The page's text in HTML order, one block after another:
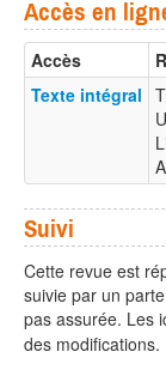
Accès en
Accès
Texte intégral
Suivi
Cette revue est
suivie par un
pas assurée. Les
des modifications.